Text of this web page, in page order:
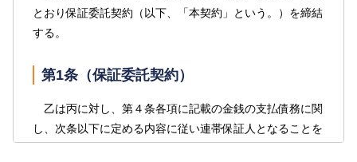
③ 初回保証委託手数料及び保証委託料は本契約終了後
本契約に基づく契約期間は、1年間とする。甲又は乙に
より、書面にて更新終了（以下、解約という）の意思
表示が契約期間満了の1ヶ月前迄にない場合、本契約は
従前と同一条件にて自動更新される。尚、甲乙は双方
ともに、本契約期間中であっても本契約9条の各項の定
とおり保証委託契約（以下、「本契約」という。）を締結
する。
第1条（保証委託契約）
乙は丙に対し、第４条各項に記載の金銭の支払債務に関
し、次条以下に定める内容に従い連帯保証人となることを